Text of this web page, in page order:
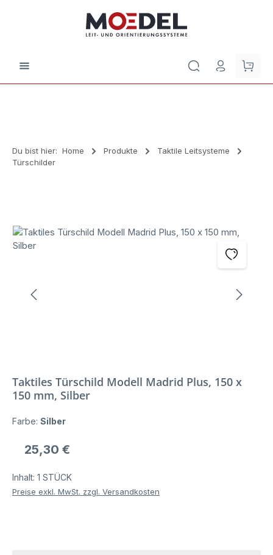
Zum Hauptinhalt springen
Du bist hier: Home Produkte
Taktile Leitsysteme
Türschilder
Bildergalerie überspringen
Taktiles Türschild Modell Madrid Plus, 150 x
150 mm, Silber
Farbe: Silber
Regulärer Preis:
25,30 €
Inhalt: 1 STÜCK
Preise exkl. MwSt. zzgl. Versandkosten